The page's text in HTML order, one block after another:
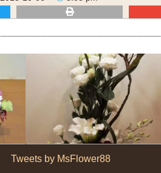
Tweets by MsFlower88